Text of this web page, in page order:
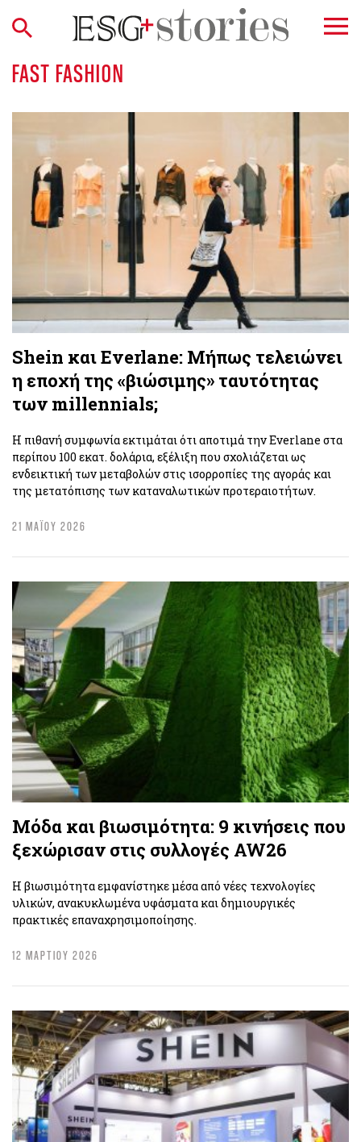
FAST FASHION
Shein και Everlane: Μήπως τελειώνει
η εποχή της «βιώσιμης» ταυτότητας
των millennials;
Η πιθανή συμφωνία εκτιμάται ότι αποτιμά την Everlane στα
περίπου 100 εκατ. δολάρια, εξέλιξη που σχολιάζεται ως
ενδεικτική των μεταβολών στις ισορροπίες της αγοράς και
της μετατόπισης των καταναλωτικών προτεραιοτήτων.
21 ΜΑΪΟΥ 2026
Μόδα και βιωσιμότητα: 9 κινήσεις που
ξεχώρισαν στις συλλογές AW26
H βιωσιμότητα εμφανίστηκε μέσα από νέες τεχνολογίες
υλικών, ανακυκλωμένα υφάσματα και δημιουργικές
πρακτικές επαναχρησιμοποίησης.
12 ΜΑΡΤΙΟΥ 2026